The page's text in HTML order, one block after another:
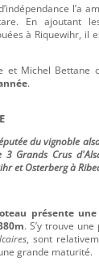
l’a
En ajoutant
à Riquewihr, il
et Michel Bettane
.
du vignoble
Grands Crus
et Osterberg à
présente
. S’y trouve
, sont
grande maturité.